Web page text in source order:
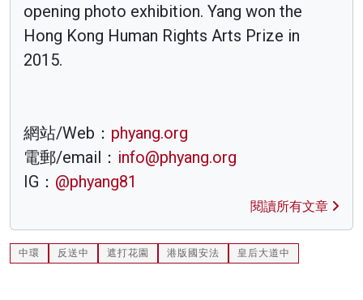
opening photo exhibition. Yang won the
Hong Kong Human Rights Arts Prize in
2015.
網站/Web： phyang.org
電郵/email： info@phyang.org
IG： @phyang81
閱讀所有文章
中環 反送中 遮打花園 港版國安法 皇后大道中